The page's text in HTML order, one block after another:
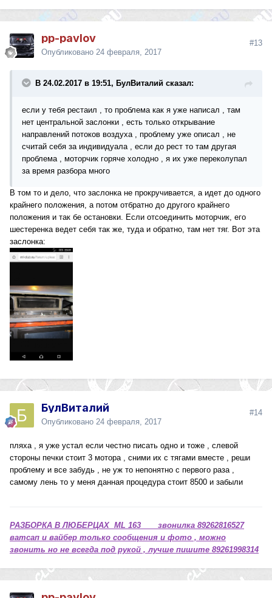
pp-pavlov
Опубликовано 24 февраля, 2017
#13
В 24.02.2017 в 19:51, БулВиталий сказал:
если у тебя рестаил , то проблема как я уже написал , там
нет центральной заслонки , есть только открывание
направлений потоков воздуха , проблему уже описал , не
считай себя за индивидуала , если до рест то там другая
проблема , моторчик горяче холодно , я их уже переколупал
за время разбора много
В том то и дело, что заслонка не прокручивается, а идет до одного
крайнего положения, а потом отбратно до другого крайнего
положения и так бе остановки. Если отсоединить моторчик, его
шестеренка ведет себя так же, туда и обратно, там нет тяг. Вот эта
заслонка:
БулВиталий
Опубликовано 24 февраля, 2017
#14
пляха , я уже устал если честно писать одно и тоже , слевой
стороны печки стоит 3 мотора , сними их с тягами вместе , реши
проблему и все забудь , не уж то непонятно с первого раза ,
самому лень то у меня данная процедура стоит 8500 и забыли
РАЗБОРКА В ЛЮБЕРЦАХ ML 163 звонилка 89262816527
ватсап и вайбер только сообщения и фото , можно
звонить но не всегда под рукой , лучше пишите 89261998314